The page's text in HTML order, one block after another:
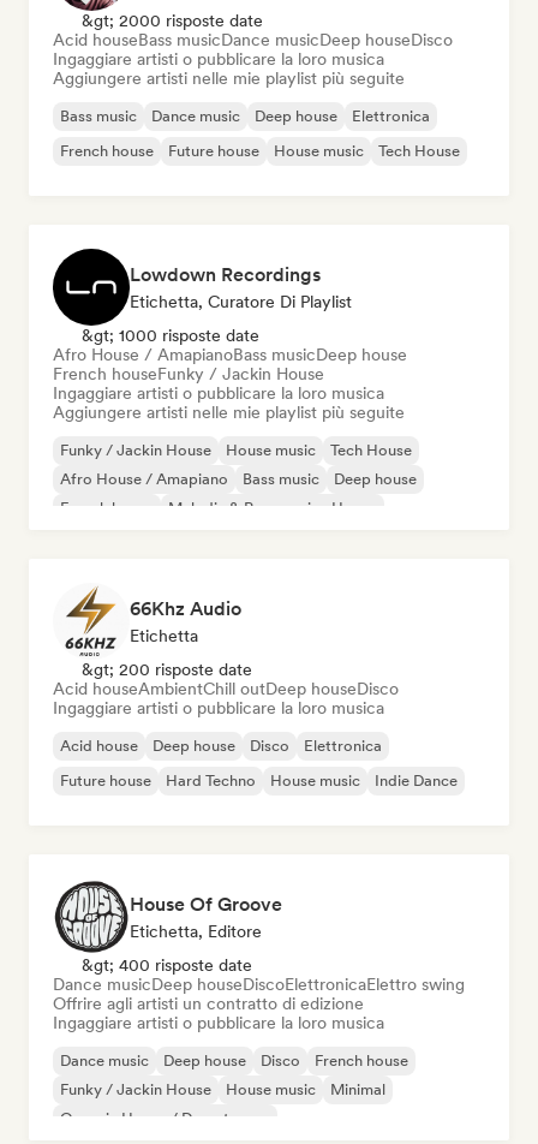
&gt; 2000 risposte date
Acid houseBass musicDance musicDeep houseDisco
Ingaggiare artisti o pubblicare la loro musica
Aggiungere artisti nelle mie playlist più seguite
Bass music Dance music Deep house
Elettronica
French house
Future house House music Tech House
Lowdown Recordings
Etichetta, Curatore Di Playlist
&gt; 1000 risposte date
Afro House / AmapianoBass musicDeep house
French houseFunky / Jackin House
Ingaggiare artisti o pubblicare la loro musica
Aggiungere artisti nelle mie playlist più seguite
Funky / Jackin House House music
Tech House
Afro House / Amapiano
Bass music
Deep house
French house
Melodic & Progressive House
66Khz Audio
Etichetta
&gt; 200 risposte date
Acid houseAmbientChill outDeep houseDisco
Ingaggiare artisti o pubblicare la loro musica
Acid house Deep house Disco
Elettronica
Future house
Hard Techno House music Indie Dance
House Of Groove
Etichetta, Editore
&gt; 400 risposte date
Dance musicDeep houseDiscoElettronicaElettro swing
Offrire agli artisti un contratto di edizione
Ingaggiare artisti o pubblicare la loro musica
Dance music Deep house Disco
French house
Funky / Jackin House
House music
Minimal
Organic House / Downtempo